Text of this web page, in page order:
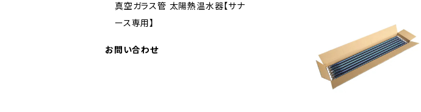
真空ガラス管 太陽熱温水器【サナ
ース専用】
お問い合わせ